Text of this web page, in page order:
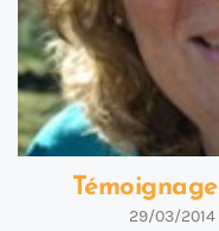
29/03/2014